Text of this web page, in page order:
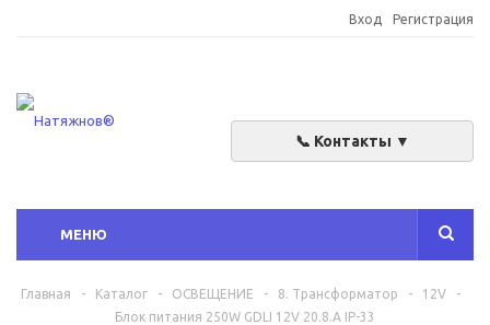
Вход Регистрация
📞 Контакты ▼
МЕНЮ
Главная - Каталог - ОСВЕЩЕНИЕ - 8. Трансформатор - 12V
-
Блок питания 250W GDLI 12V 20.8.A IP-33